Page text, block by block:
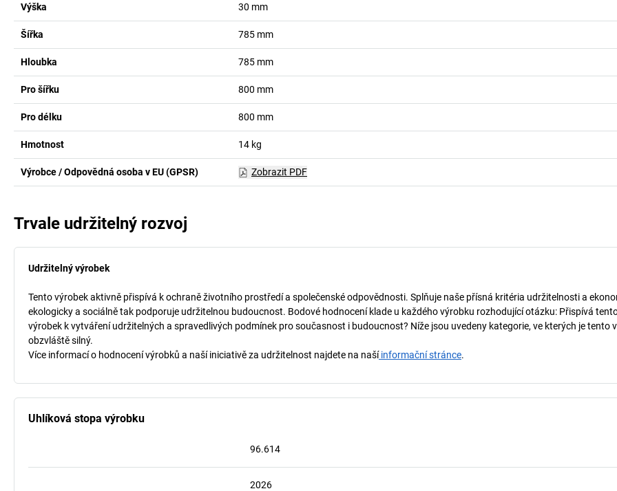
Výška 30 mm
Šířka 785 mm
Hloubka 785 mm
Pro šířku 800 mm
Pro délku 800 mm
Hmotnost 14 kg
Výrobce / Odpovědná osoba v EU (GPSR) Zobrazit PDF
Trvale udržitelný rozvoj
Udržitelný výrobek
Tento výrobek aktivně přispívá k ochraně životního prostředí a společenské odpovědnosti. Splňuje naše přísná kritéria udržitelnosti a
ekologicky a sociálně tak podporuje udržitelnou budoucnost. Bodové hodnocení klade u každého výrobku rozhodující otázku: Přispívá
výrobek k vytváření udržitelných a spravedlivých podmínek pro současnost i budoucnost? Níže jsou uvedeny kategorie, ve kterých je tento
obzvláště silný.
Více informací o hodnocení výrobků a naší iniciativě za udržitelnost najdete na našíinformační stránce.
Uhlíková stopa výrobku
96.614
2026